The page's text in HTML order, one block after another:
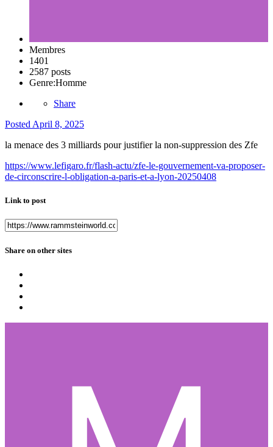
Membres
1401
2587 posts
Genre:Homme
Share
Posted April 8, 2025
la menace des 3 milliards pour justifier la non-suppression des Zfe
https://www.lefigaro.fr/flash-actu/zfe-le-gouvernement-va-proposer-
de-circonscrire-l-obligation-a-paris-et-a-lyon-20250408
Link to post
Share on other sites